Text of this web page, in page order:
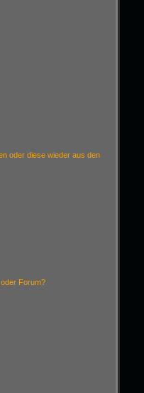
oder diese wieder aus den
Forum?